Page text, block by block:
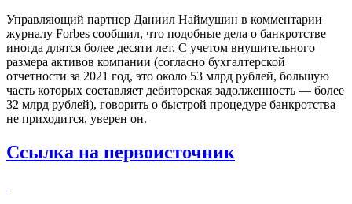
Управляющий партнер Даниил Наймушин в комментарии
журналу Forbes сообщил, что подобные дела о банкротстве
иногда длятся более десяти лет. С учетом внушительного
размера активов компании (согласно бухгалтерской
отчетности за 2021 год, это около 53 млрд рублей, большую
часть которых составляет дебиторская задолженность — более
32 млрд рублей), говорить о быстрой процедуре банкротства
не приходится, уверен он.
Ссылка на первоисточник